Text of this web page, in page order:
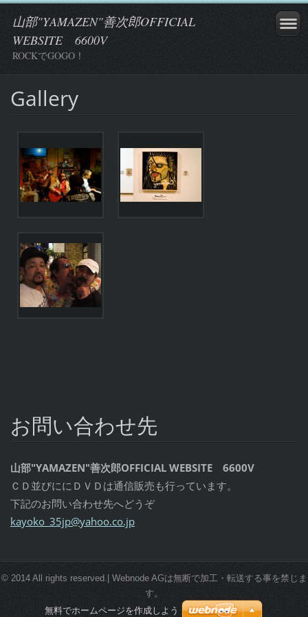
山部"YAMAZEN"善次郎OFFICIAL
WEBSITE 6600V
ROCKでGOGO！
Gallery
お問い合わせ先
山部"YAMAZEN"善次郎OFFICIAL WEBSITE 6600V
ＣＤ並びににＤＶＤは通信販売も行っています。
下記のお問い合わせ先へどうぞ
kayoko_35jp@yahoo.co.jp
© 2014 All rights reserved.| Webnode AGは無断で加工・転送する事を禁じま
す。
無料でホームページを作成しよう